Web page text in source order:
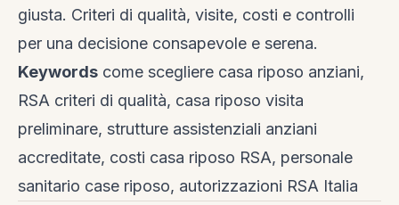
giusta. Criteri di qualità, visite, costi e controlli
per una decisione consapevole e serena.
Keywords come scegliere casa riposo anziani,
RSA criteri di qualità, casa riposo visita
preliminare, strutture assistenziali anziani
accreditate, costi casa riposo RSA, personale
sanitario case riposo, autorizzazioni RSA Italia